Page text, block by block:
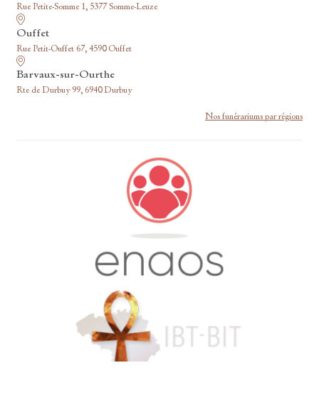
Rue Petite-Somme 1, 5377 Somme-Leuze
Ouffet
Rue Petit-Ouffet 67, 4590 Ouffet
Barvaux-sur-Ourthe
Rte de Durbuy 99, 6940 Durbuy
Nos funérariums par régions